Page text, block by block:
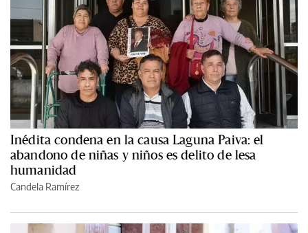
Inédita condena en la causa Laguna Paiva: el
abandono de niñas y niños es delito de lesa
humanidad
Candela Ramírez